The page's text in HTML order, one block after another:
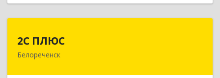
2С ПЛЮС
Белореченск
352630, Краснодарский край, Белореченский р-